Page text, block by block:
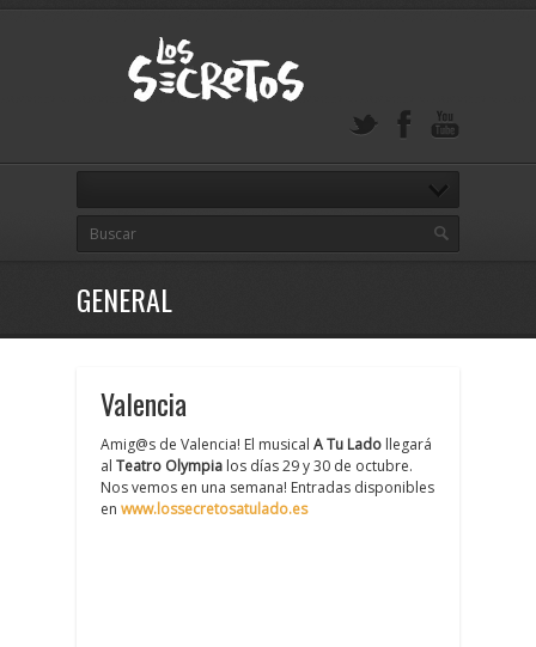
GENERAL
Valencia
Amig@s de Valencia! El musical A Tu Lado llegará
al Teatro Olympia los días 29 y 30 de octubre.
Nos vemos en una semana! Entradas disponibles
en www.lossecretosatulado.es